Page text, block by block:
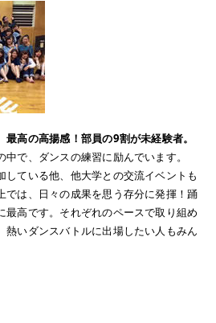
高の高揚感！部員の9割が未経験者。
で、ダンスの練習に励んでいます。
している他、他大学との交流イベントも
では、日々の成果を思う存分に発揮！踊
最高です。それぞれのペースで取り組め
熱いダンスバトルに出場したい人もみん